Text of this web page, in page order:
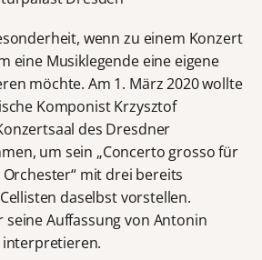
wenn zu einem Konzert
eine Musiklegende eine eigene
möchte. Am 1. März 2020 wollte
Komponist Krzysztof
des Dresdner
um sein „Concerto grosso für
mit drei bereits
daselbst vorstellen.
Auffassung von Antonin
interpretieren.